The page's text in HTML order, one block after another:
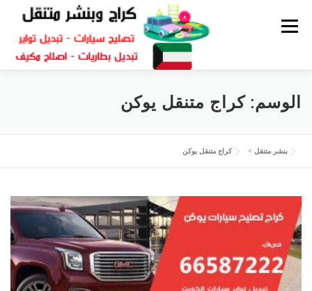
القائمة
بنشر الكويت كراج متنقلالوسم:كراج متنقل يوكن
بنشر متنقل > كراج متنقل يوكن